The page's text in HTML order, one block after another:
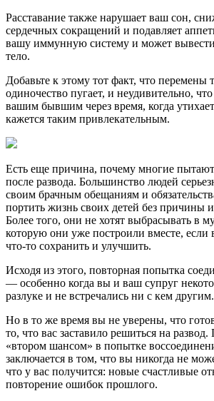
Расставание также нарушает ваш сон,
сердечных сокращений и подавляет
вашу иммунную систему и может вывести
тело.
Добавьте к этому тот факт, что перемены
одиночество пугает, и неудивительно,
вашим бывшим через время, когда
кажется таким привлекательным.
Есть еще причина, почему многие
после развода. Большинство людей
своим брачным обещаниям и
портить жизнь своих детей без причины
Более того, они не хотят выбрасывать в
которую они уже построили вместе, если
что-то сохранить и улучшить.
Исходя из этого, повторная попытка
— особенно когда вы и ваш супруг
разлуке и не встречались ни с кем другим.
Но в то же время вы не уверены, что
то, что вас заставило решиться на
«втором шансом» в попытке
заключается в том, что вы никогда не
что у вас получится: новые счастливые
повторение ошибок прошлого.